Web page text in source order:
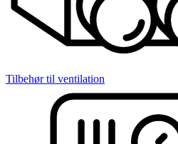
Tilbehør til ventilation